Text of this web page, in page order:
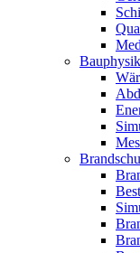
Bauphysik